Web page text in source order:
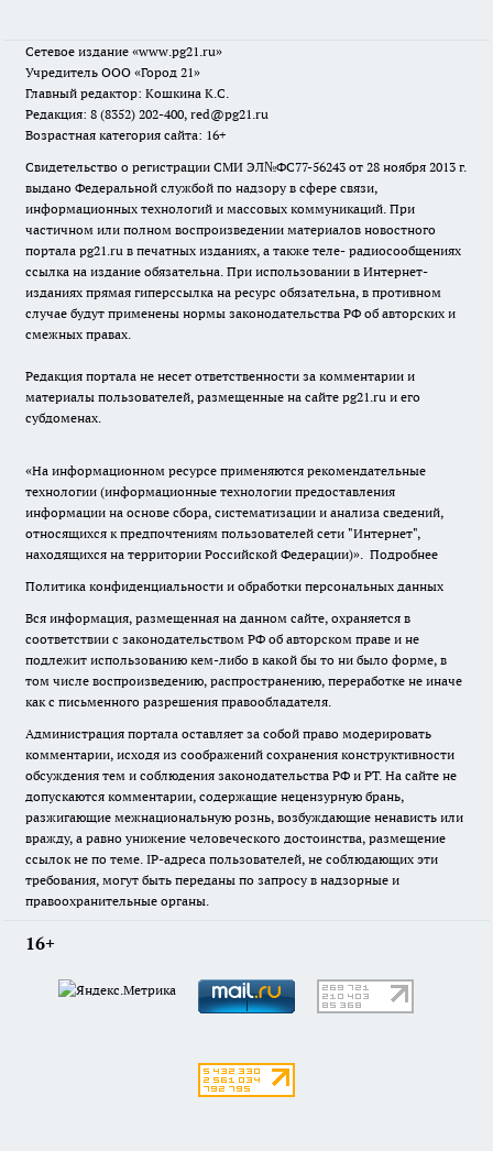
Сетевое издание «www.pg21.ru»
Учредитель ООО «Город 21»
Главный редактор: Кошкина К.С.
Редакция: 8 (8352) 202-400, red@pg21.ru
Возрастная категория сайта: 16+
Свидетельство о регистрации СМИ ЭЛ№ФС77-56243 от 28 ноября 2013 г.
выдано Федеральной службой по надзору в сфере связи,
информационных технологий и массовых коммуникаций. При
частичном или полном воспроизведении материалов новостного
портала pg21.ru в печатных изданиях, а также теле- радиосообщениях
ссылка на издание обязательна. При использовании в Интернет-
изданиях прямая гиперссылка на ресурс обязательна, в противном
случае будут применены нормы законодательства РФ об авторских и
смежных правах.
Редакция портала не несет ответственности за комментарии и
материалы пользователей, размещенные на сайте pg21.ru и его
субдоменах.
«На информационном ресурсе применяются рекомендательные
технологии (информационные технологии предоставления
информации на основе сбора, систематизации и анализа сведений,
относящихся к предпочтениям пользователей сети "Интернет",
находящихся на территории Российской Федерации)». Подробнее
Политика конфиденциальности и обработки персональных данных
Вся информация, размещенная на данном сайте, охраняется в
соответствии с законодательством РФ об авторском праве и не
подлежит использованию кем-либо в какой бы то ни было форме, в
том числе воспроизведению, распространению, переработке не иначе
как с письменного разрешения правообладателя.
Администрация портала оставляет за собой право модерировать
комментарии, исходя из соображений сохранения конструктивности
обсуждения тем и соблюдения законодательства РФ и РТ. На сайте не
допускаются комментарии, содержащие нецензурную брань,
разжигающие межнациональную рознь, возбуждающие ненависть или
вражду, а равно унижение человеческого достоинства, размещение
ссылок не по теме. IP-адреса пользователей, не соблюдающих эти
требования, могут быть переданы по запросу в надзорные и
правоохранительные органы.
16+